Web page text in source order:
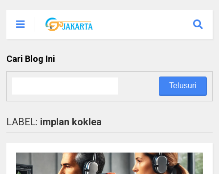
Cari Blog Ini
LABEL: implan koklea